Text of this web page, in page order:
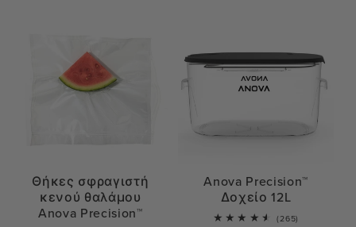
Θήκες σφραγιστή
κενού θαλάμου
Anova Precision™
Anova Precision™
Δοχείο 12L
(265)